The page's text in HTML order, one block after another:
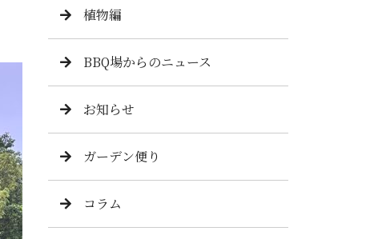
植物編
BBQ場からのニュース
お知らせ
ガーデン便り
コラム